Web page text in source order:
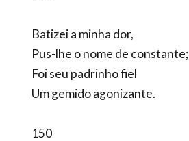
Batizei a minha dor,
Pus-lhe o nome de constante;
Foi seu padrinho fiel
Um gemido agonizante.
150